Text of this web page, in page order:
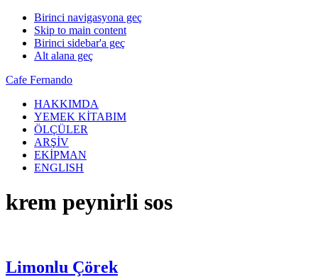
Birinci navigasyona geç
Skip to main content
Birinci sidebar'a geç
Alt alana geç
Cafe Fernando
HAKKIMDA
YEMEK KİTABIM
ÖLÇÜLER
ARŞİV
EKİPMAN
ENGLISH
krem peynirli sos
Limonlu Çörek